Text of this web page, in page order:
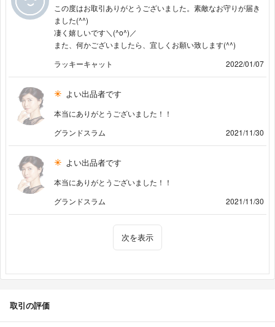
この度はお取引ありがとうございました。素敵なお守りが届き
ました(^^)
凄く嬉しいです＼(^o^)／
また、何かございましたら、宜しくお願い致します(^^)
ラッキーキャット
2022/01/07
よい出品者です
本当にありがとうございました！！
グランドスラム
2021/11/30
よい出品者です
本当にありがとうございました！！
グランドスラム
2021/11/30
次を表示
取引の評価